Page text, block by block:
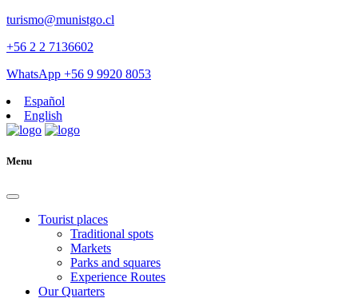
turismo@munistgo.cl
+56 2 2 7136602
WhatsApp +56 9 9920 8053
Español
English
Menu
Tourist places
Traditional spots
Markets
Parks and squares
Experience Routes
Our Quarters